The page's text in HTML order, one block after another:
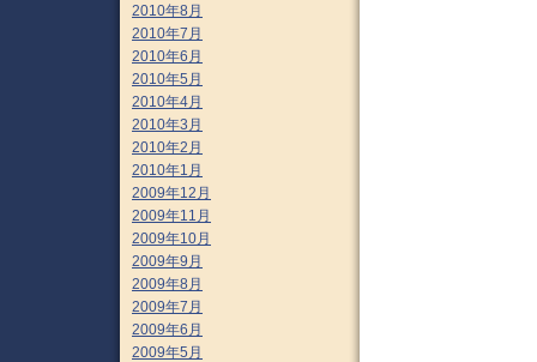
2010年8月
2010年7月
2010年6月
2010年5月
2010年4月
2010年3月
2010年2月
2010年1月
2009年12月
2009年11月
2009年10月
2009年9月
2009年8月
2009年7月
2009年6月
2009年5月